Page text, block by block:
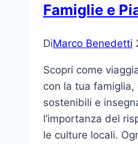
Famiglie e
DiMarco Benedetti
Scopri come
con la tua
sostenibili e
l’importanza del
le culture locali.